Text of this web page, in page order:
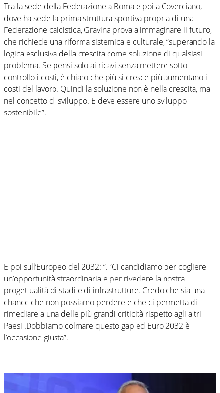
Tra la sede della Federazione a Roma e poi a Coverciano,
dove ha sede la prima struttura sportiva propria di una
Federazione calcistica, Gravina prova a immaginare il futuro,
che richiede una riforma sistemica e culturale, “superando la
logica esclusiva della crescita come soluzione di qualsiasi
problema. Se pensi solo ai ricavi senza mettere sotto
controllo i costi, è chiaro che più si cresce più aumentano i
costi del lavoro. Quindi la soluzione non è nella crescita, ma
nel concetto di sviluppo. E deve essere uno sviluppo
sostenibile”.
E poi sull’Europeo del 2032: “. “Ci candidiamo per cogliere
un’opportunità straordinaria e per rivedere la nostra
progettualità di stadi e di infrastrutture. Credo che sia una
chance che non possiamo perdere e che ci permetta di
rimediare a una delle più grandi criticità rispetto agli altri
Paesi .Dobbiamo colmare questo gap ed Euro 2032 è
l’occasione giusta”.